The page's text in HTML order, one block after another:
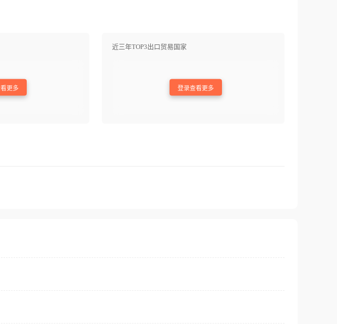
更多
近三年TOP3出口贸易国家
登录查看更多